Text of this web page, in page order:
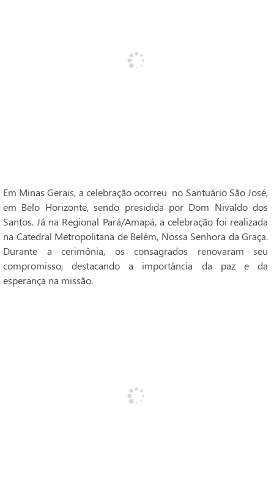
Em Minas Gerais, a celebração ocorreu no Santuário São José,
em Belo Horizonte, sendo presidida por Dom Nivaldo dos
Santos. Já na Regional Pará/Amapá, a celebração foi realizada
na Catedral Metropolitana de Belém, Nossa Senhora da Graça.
Durante a cerimônia, os consagrados renovaram seu
compromisso, destacando a importância da paz e da
esperança na missão.